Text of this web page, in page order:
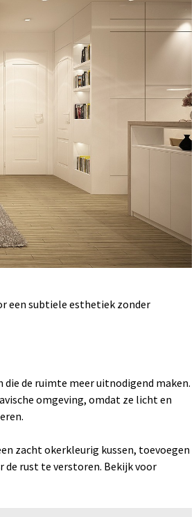
een subtiele esthetiek zonder
de ruimte meer uitnodigend maken.
omgeving, omdat ze licht en
zacht okerkleurig kussen, toevoegen
de rust te verstoren. Bekijk voor